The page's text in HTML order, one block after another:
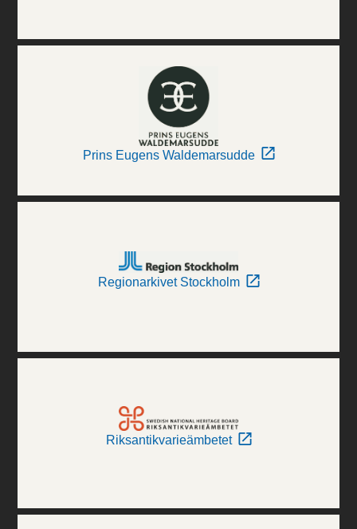
Prins Eugens Waldemarsudde
Regionarkivet Stockholm
Riksantikvarieämbetet